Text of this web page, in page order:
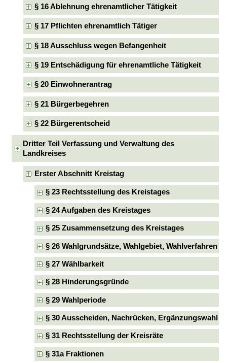
§ 16 Ablehnung ehrenamtlicher Tätigkeit
§ 17 Pflichten ehrenamtlich Tätiger
§ 18 Ausschluss wegen Befangenheit
§ 19 Entschädigung für ehrenamtliche Tätigkeit
§ 20 Einwohnerantrag
§ 21 Bürgerbegehren
§ 22 Bürgerentscheid
Dritter Teil Verfassung und Verwaltung des
Landkreises
Erster Abschnitt Kreistag
§ 23 Rechtsstellung des Kreistages
§ 24 Aufgaben des Kreistages
§ 25 Zusammensetzung des Kreistages
§ 26 Wahlgrundsätze, Wahlgebiet, Wahlverfahren
§ 27 Wählbarkeit
§ 28 Hinderungsgründe
§ 29 Wahlperiode
§ 30 Ausscheiden, Nachrücken, Ergänzungswahl
§ 31 Rechtsstellung der Kreisräte
§ 31a Fraktionen